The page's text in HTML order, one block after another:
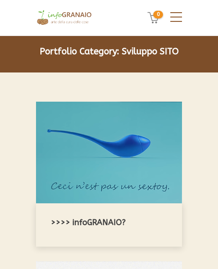
0
Portfolio Category: Sviluppo SITO
>>>> infoGRANAIO?